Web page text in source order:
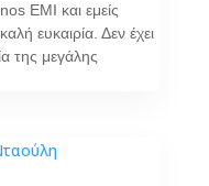
EMI και εμείς
ευκαιρία. Δεν έχει
της μεγάλης